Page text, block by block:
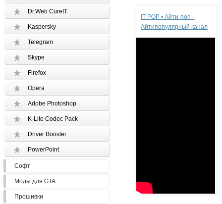
Dr.Web CureIT
Kaspersky
Telegram
Skype
Firefox
Opera
Adobe Photoshop
K-Lite Codec Pack
Driver Booster
PowerPoint
Софт
Моды для GTA
Прошивки
IT POP • Айти-поп -
Айтипопулярный канал